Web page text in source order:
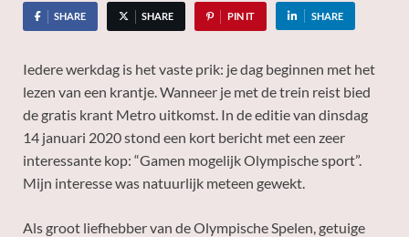
SHARE SHARE PIN IT SHARE
Iedere werkdag is het vaste prik: je dag beginnen met het
lezen van een krantje. Wanneer je met de trein reist bied
de gratis krant Metro uitkomst. In de editie van dinsdag
14 januari 2020 stond een kort bericht met een zeer
interessante kop: “Gamen mogelijk Olympische sport”.
Mijn interesse was natuurlijk meteen gewekt.
Als groot liefhebber van de Olympische Spelen, getuige